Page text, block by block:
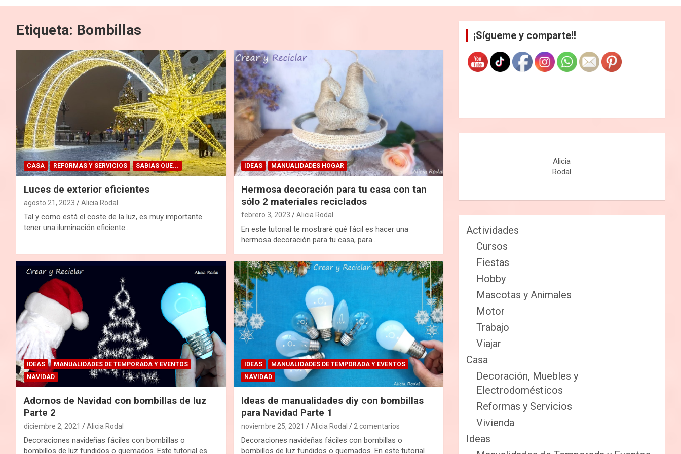
Etiqueta: Bombillas
CASA REFORMAS Y SERVICIOS SABIAS QUE...
Luces de exterior eficientes
agosto 21, 2023 Alicia Rodal
Tal y como está el coste de la luz, es muy importante
tener una iluminación eficiente…
IDEAS MANUALIDADES HOGAR
Hermosa decoración para tu casa con tan
sólo 2 materiales reciclados
febrero 3, 2023 Alicia Rodal
En este tutorial te mostraré qué fácil es hacer una
hermosa decoración para tu casa, para…
IDEAS
MANUALIDADES DE TEMPORADA Y EVENTOS
NAVIDAD
Adornos de Navidad con bombillas de luz
Parte 2
diciembre 2, 2021 Alicia Rodal
Decoraciones navideñas fáciles con bombillas o
bombillos de luz fundidos o quemados. Este tutorial es
IDEAS
MANUALIDADES DE TEMPORADA Y EVENTOS
NAVIDAD
Ideas de manualidades diy con bombillas
para Navidad Parte 1
noviembre 25, 2021 Alicia Rodal 2 comentarios
Decoraciones navideñas fáciles con bombillas o
bombillos de luz fundidos o quemados. En este tutorial
¡Sígueme y comparte!!
Alicia
Rodal
Actividades
Cursos
Fiestas
Hobby
Mascotas y Animales
Motor
Trabajo
Viajar
Casa
Decoración, Muebles y
Electrodomésticos
Reformas y Servicios
Vivienda
Ideas